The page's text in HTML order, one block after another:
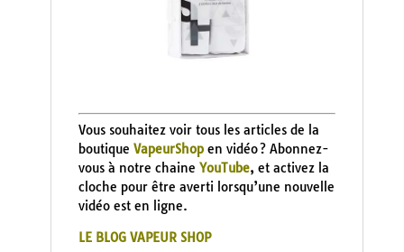
Vous souhaitez voir tous les articles de la
boutique VapeurShopen vidéo ? Abonnez-
vous à notre chaine YouTube, et activez la
cloche pour être averti lorsqu’une nouvelle
vidéo est en ligne.
LE BLOG VAPEUR SHOP